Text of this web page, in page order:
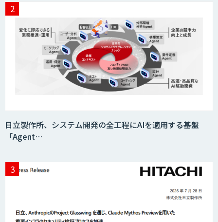
JOINT AI Flow byGMO
Acompany セキュアチャット
日立製作所、システム開発の全工程にAIを適用する基盤
「Agent…